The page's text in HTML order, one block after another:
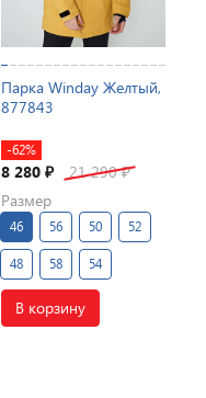
Парка Winday Желтый,
877843
-62%
8 280 ₽ 21 290₽
Размер
46 56 50 52
48 58 54
В корзину